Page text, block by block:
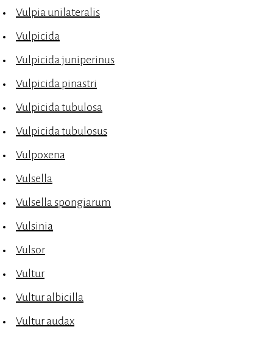
Vulpia unilateralis
Vulpicida
Vulpicida juniperinus
Vulpicida pinastri
Vulpicida tubulosa
Vulpicida tubulosus
Vulpoxena
Vulsella
Vulsella spongiarum
Vulsinia
Vulsor
Vultur
Vultur albicilla
Vultur audax